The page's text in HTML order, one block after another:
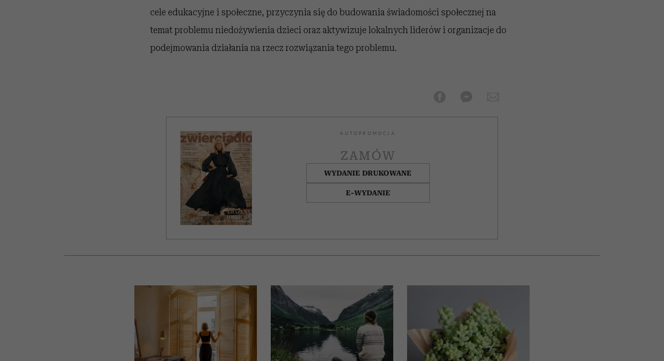
cele edukacyjne i społeczne, przyczynia się do budowania świadomości społecznej na
temat problemu niedożywienia dzieci oraz aktywizuje lokalnych liderów i organizacje do
podejmowania działania na rzecz rozwiązania tego problemu.
AUTOPROMOCJA
ZAMÓW
WYDANIE DRUKOWANE
E-WYDANIE